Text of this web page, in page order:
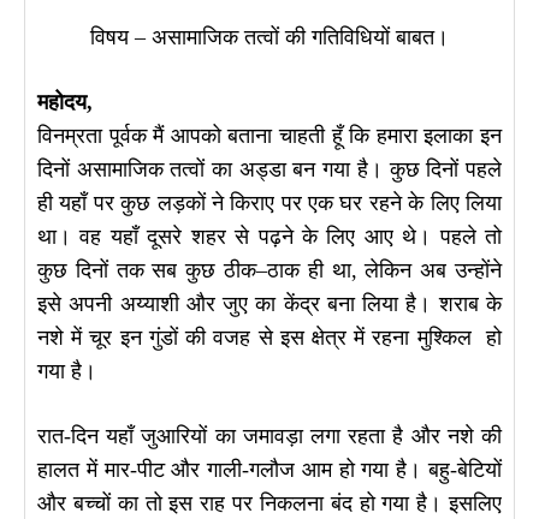
विषय – असामाजिक तत्वों की गतिविधियों बाबत।
महोदय,
विनम्रता पूर्वक मैं आपको बताना चाहती हूँ कि हमारा इलाका इन
दिनों असामाजिक तत्वों का अड्डा बन गया है। कुछ दिनों पहले
ही यहाँ पर कुछ लड़कों ने किराए पर एक घर रहने के लिए लिया
था। वह यहाँ दूसरे शहर से पढ़ने के लिए आए थे। पहले तो
कुछ दिनों तक सब कुछ ठीक–ठाक ही था, लेकिन अब उन्होंने
इसे अपनी अय्याशी और जुए का केंद्र बना लिया है। शराब के
नशे में चूर इन गुंडों की वजह से इस क्षेत्र में रहना मुश्किल हो
गया है।
रात-दिन यहाँ जुआरियों का जमावड़ा लगा रहता है और नशे की
हालत में मार-पीट और गाली-गलौज आम हो गया है। बहु-बेटियों
और बच्चों का तो इस राह पर निकलना बंद हो गया है। इसलिए